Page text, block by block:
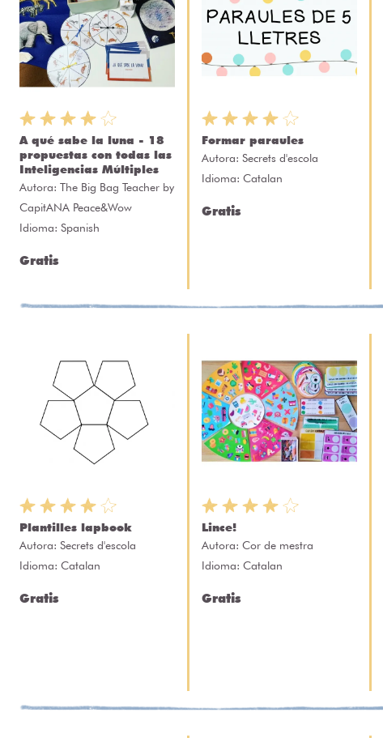
A qué sabe la luna - 18
propuestas con todas las
Inteligencias Múltiples
Autora: The Big Bag Teacher by
CapitANA Peace&Wow
Idioma: Spanish
Gratis
Formar paraules
Autora: Secrets d'escola
Idioma: Catalan
Gratis
Plantilles lapbook
Autora: Secrets d'escola
Idioma: Catalan
Gratis
Lince!
Autora: Cor de mestra
Idioma: Catalan
Gratis